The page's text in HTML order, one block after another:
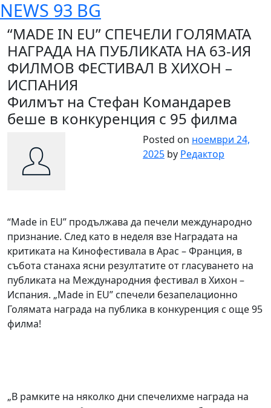
Skip
to
content
NEWS 93 BG
“MADE IN EU” СПЕЧЕЛИ ГОЛЯМАТА
НАГРАДА НА ПУБЛИКАТА НА 63-ИЯ
ФИЛМОВ ФЕСТИВАЛ В ХИХОН –
ИСПАНИЯ
Филмът на Стефан Командарев
беше в конкуренция с 95 филма
Posted on ноември 24,
2025 by Редактор
“Made in EU” продължава да печели международно
признание. След като в неделя взе Наградата на
критиката на Кинофестивала в Арас – Франция, в
събота станаха ясни резултатите от гласуването на
публиката на Международния фестивал в Хихон –
Испания. „Made in EU” спечели безапелационно
Голямата награда на публика в конкуренция с още 95
филма!
„В рамките на няколко дни спечелихме награда на